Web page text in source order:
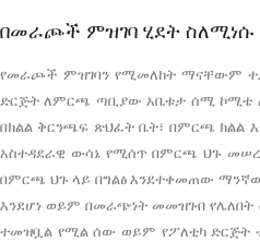
በመራጮች ምዝገባ ሂደት ስለሚነሱ
የመራጮች ምዝገባን የሚመለከት ማናቸውም
ድርጅት ለምርጫ ጣቢያው አቤቱታ ሰሚ ኮሚቴ
በክልል ቅርንጫፍ ጽህፈት ቤት፣ በምርጫ
አስተዳደራዊ ውሳኔ የሚሰጥ በምርጫ ህጉ
በምርጫ ህጉ ላይ በግልፅ እንደተቀመጠው
እንደሆነ ወይም በመራጭነት መመዝገብ
ተመዝቧል የሚል ሰው ወይም የፖለቲካ